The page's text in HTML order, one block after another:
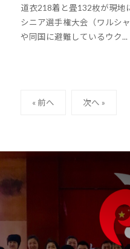
o
u
h
s
H
道衣218着と畳132枚が現地
シニア選手権大会（ワルシ
や同国に避難しているウク...
ビ
ー
シ
ン
« 前へ 次へ »